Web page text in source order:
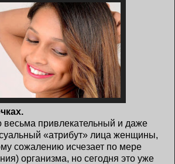
привлекательный и даже
«атрибут» лица женщины,
сожалению исчезает по мере
организма, но сегодня это уже